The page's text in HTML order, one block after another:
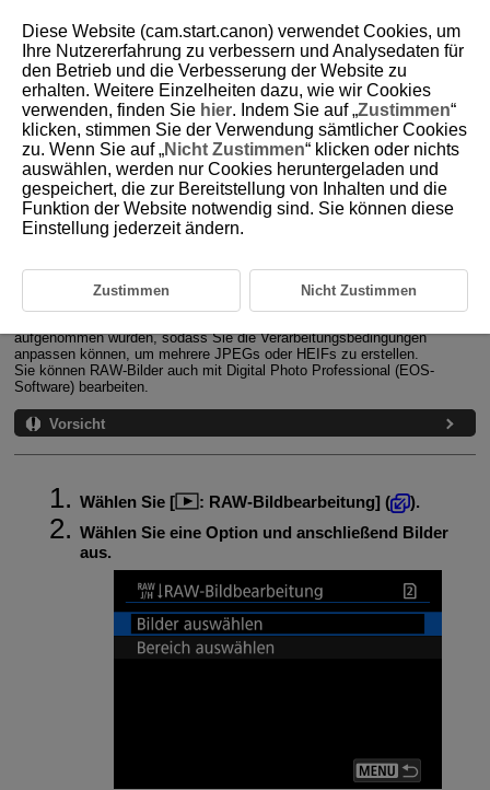
D388-159
RAW-Bildbearbeitung
Vergrößerte Ansicht
Bildbearbeitung mit festgelegten Seitenverhältnissen
RAW-Bildbearbeitungsoptionen
aufgenommen wurden, sodass Sie die Verarbeitungsbedingungen
anpassen können, um mehrere JPEGs oder HEIFs zu erstellen.
Sie können RAW-Bilder auch mit Digital Photo Professional (EOS-
Software) bearbeiten.
Vorsicht
Wählen Sie [ : RAW-Bildbearbeitung] (
).
Wählen Sie eine Option und anschließend Bilder
aus.
Diese Website (cam.start.canon) verwendet Cookies, um
Ihre Nutzererfahrung zu verbessern und Analysedaten für
den Betrieb und die Verbesserung der Website zu
erhalten. Weitere Einzelheiten dazu, wie wir Cookies
verwenden, finden Sie hier. Indem Sie auf „Zustimmen“
klicken, stimmen Sie der Verwendung sämtlicher Cookies
zu. Wenn Sie auf „Nicht Zustimmen“ klicken oder nichts
auswählen, werden nur Cookies heruntergeladen und
gespeichert, die zur Bereitstellung von Inhalten und die
Funktion der Website notwendig sind. Sie können diese
Einstellung jederzeit ändern.
Zustimmen Nicht Zustimmen